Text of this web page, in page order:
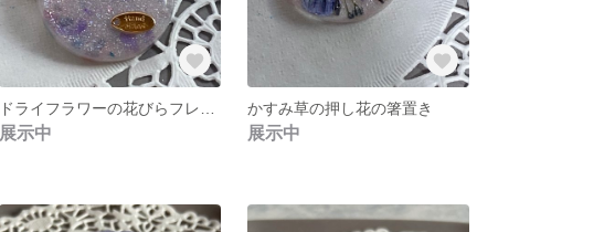
展示中
かすみ草の押し花の箸置き
展示中